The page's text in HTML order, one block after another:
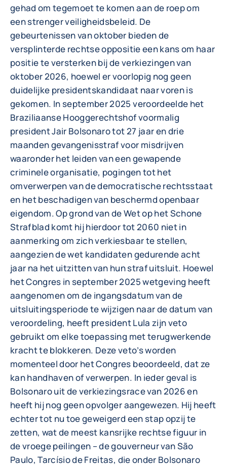
gehad om tegemoet te komen aan de roep om
een strenger veiligheidsbeleid. De
gebeurtenissen van oktober bieden de
versplinterde rechtse oppositie een kans om haar
positie te versterken bij de verkiezingen van
oktober 2026, hoewel er voorlopig nog geen
duidelijke presidentskandidaat naar voren is
gekomen. In september 2025 veroordeelde het
Braziliaanse Hooggerechtshof voormalig
president Jair Bolsonaro tot 27 jaar en drie
maanden gevangenisstraf voor misdrijven
waaronder het leiden van een gewapende
criminele organisatie, pogingen tot het
omverwerpen van de democratische rechtsstaat
en het beschadigen van beschermd openbaar
eigendom. Op grond van de Wet op het Schone
Strafblad komt hij hierdoor tot 2060 niet in
aanmerking om zich verkiesbaar te stellen,
aangezien de wet kandidaten gedurende acht
jaar na het uitzitten van hun straf uitsluit. Hoewel
het Congres in september 2025 wetgeving heeft
aangenomen om de ingangsdatum van de
uitsluitingsperiode te wijzigen naar de datum van
veroordeling, heeft president Lula zijn veto
gebruikt om elke toepassing met terugwerkende
kracht te blokkeren. Deze veto’s worden
momenteel door het Congres beoordeeld, dat ze
kan handhaven of verwerpen. In ieder geval is
Bolsonaro uit de verkiezingsrace van 2026 en
heeft hij nog geen opvolger aangewezen. Hij heeft
echter tot nu toe geweigerd een stap opzij te
zetten, wat de meest kansrijke rechtse figuur in
de vroege peilingen – de gouverneur van São
Paulo, Tarcísio de Freitas, die onder Bolsonaro